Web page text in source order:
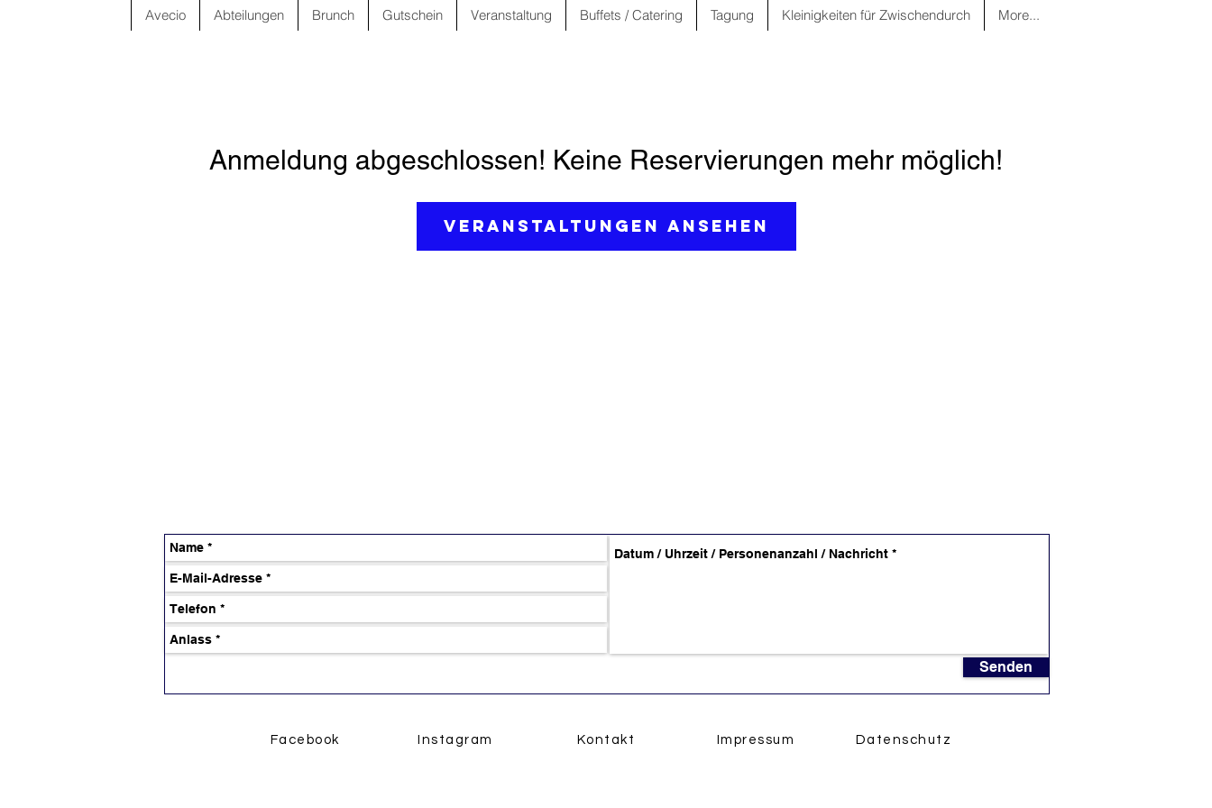
Avecio Abteilungen Brunch Gutschein Veranstaltung Buffets / Catering Tagung Kleinigkeiten für Zwischendurch More...
Anmeldung abgeschlossen! Keine Reservierungen mehr möglich!
Veranstaltungen ansehen
Senden
Facebook Instagram Kontakt Impressum Datenschutz